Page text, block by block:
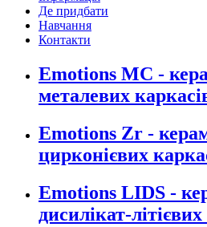
Де придбати
Навчання
Контакти
Emotions MC -
металевих
Emotions Zr -
цирконієвих
Emotions LIDS -
дисилікат-